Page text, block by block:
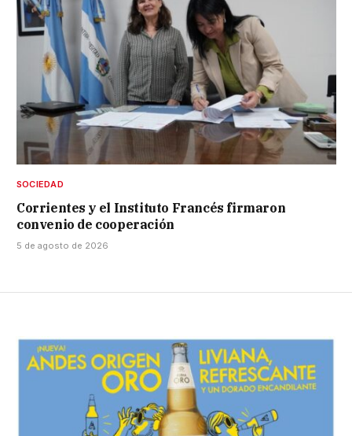
SOCIEDAD
Corrientes y el Instituto Francés firmaron
convenio de cooperación
5 de agosto de 2026